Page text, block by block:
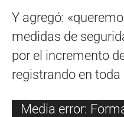
Y agregó:
medidas de
por el incremento
registrando en toda
Reproductor
Media error: